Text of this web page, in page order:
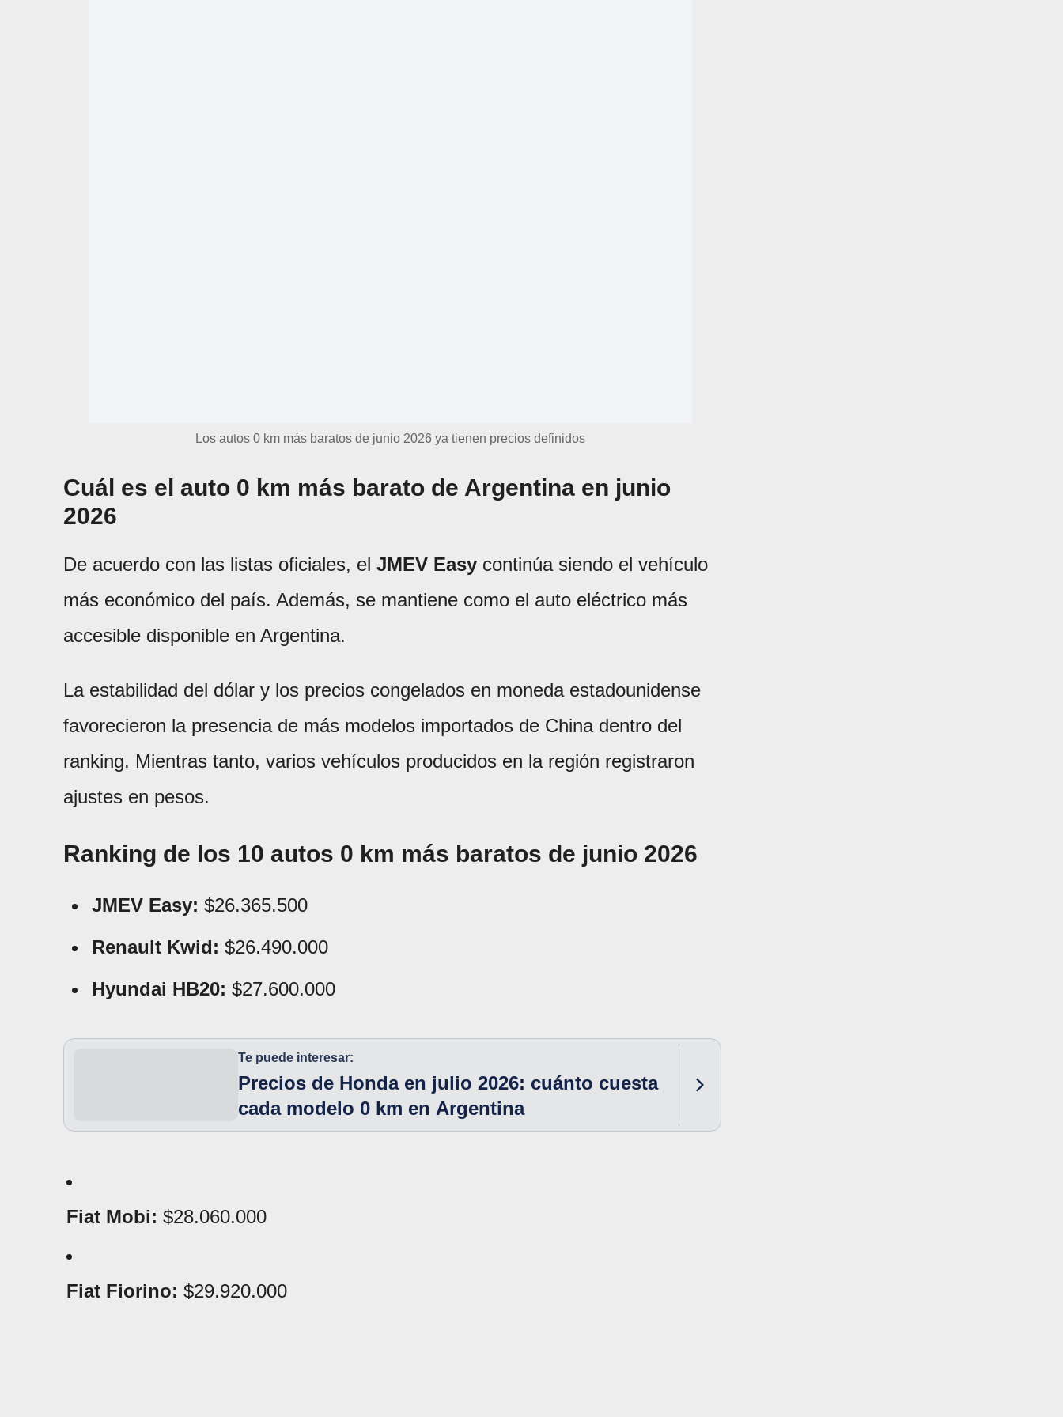
Los autos 0 km más baratos de junio 2026 ya tienen precios definidos
Cuál es el auto 0 km más barato de Argentina en junio
2026
De acuerdo con las listas oficiales, el JMEV Easy continúa siendo el vehículo
más económico del país. Además, se mantiene como el auto eléctrico más
accesible disponible en Argentina.
La estabilidad del dólar y los precios congelados en moneda estadounidense
favorecieron la presencia de más modelos importados de China dentro del
ranking. Mientras tanto, varios vehículos producidos en la región registraron
ajustes en pesos.
Ranking de los 10 autos 0 km más baratos de junio 2026
JMEV Easy: $26.365.500
Renault Kwid: $26.490.000
Hyundai HB20: $27.600.000
Te puede interesar:
Precios de Honda en julio 2026: cuánto cuesta
cada modelo 0 km en Argentina
Fiat Mobi: $28.060.000
Fiat Fiorino: $29.920.000